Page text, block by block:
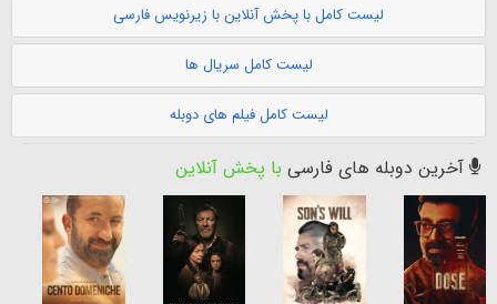
لیست کامل با پخش آنلاین با زیرنویس فارسی
لیست کامل سریال ها
لیست کامل فیلم های دوبله
آخرین دوبله های فارسی با پخش آنلاین